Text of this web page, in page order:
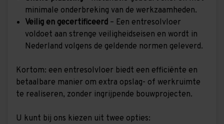
minimale onderbreking van de werkzaamheden.
Veilig en gecertificeerd – Een entresolvloer
voldoet aan strenge veiligheidseisen en wordt in
Nederland volgens de geldende normen geleverd.
Kortom: een entresolvloer biedt een efficiënte en
betaalbare manier om extra opslag- of werkruimte
te realiseren, zonder ingrijpende bouwprojecten.
U kunt bij ons kiezen uit twee opties: